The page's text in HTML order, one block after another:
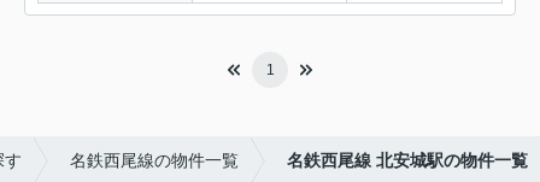
1
す 名鉄西尾線の物件一覧 名鉄西尾線 北安城駅の物件一覧